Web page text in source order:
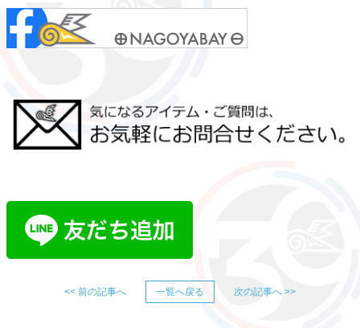
<< 前の記事へ 一覧へ戻る 次の記事へ >>